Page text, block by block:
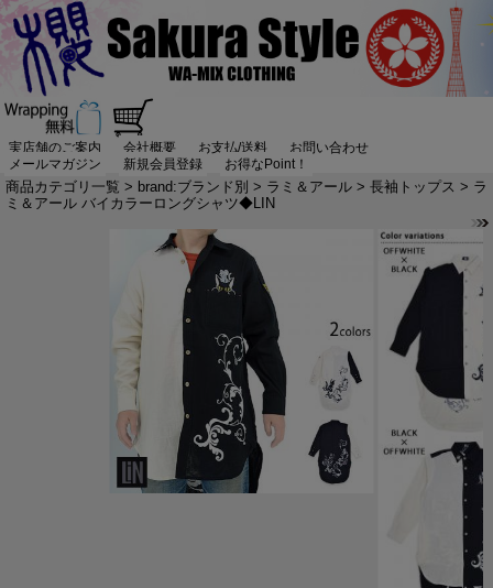
実店舗のご案内 会社概要 お支払/送料
お問い合わせ
メールマガジン
新規会員登録 お得なPoint！
商品カテゴリ一覧 > brand:ブランド別 > ラミ＆アール > 長袖トップス > ラ
ミ＆アール バイカラーロングシャツ◆LIN